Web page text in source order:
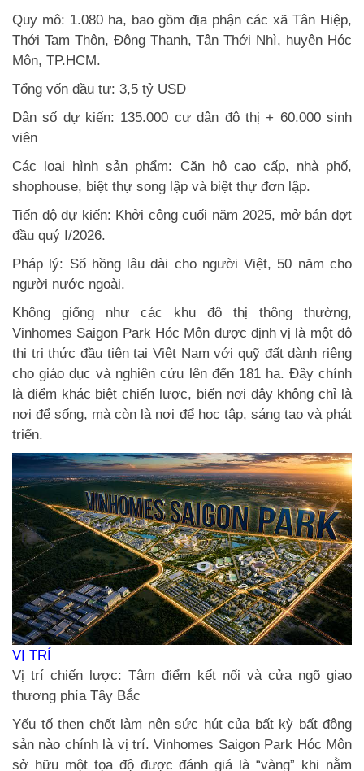
Quy mô: 1.080 ha, bao gồm địa phận các xã Tân Hiệp,
Thới Tam Thôn, Đông Thạnh, Tân Thới Nhì, huyện Hóc
Môn, TP.HCM.
Tổng vốn đầu tư: 3,5 tỷ USD
Dân số dự kiến: 135.000 cư dân đô thị + 60.000 sinh
viên
Các loại hình sản phẩm: Căn hộ cao cấp, nhà phố,
shophouse, biệt thự song lập và biệt thự đơn lập.
Tiến độ dự kiến: Khởi công cuối năm 2025, mở bán đợt
đầu quý I/2026.
Pháp lý: Sổ hồng lâu dài cho người Việt, 50 năm cho
người nước ngoài.
Không giống như các khu đô thị thông thường,
Vinhomes Saigon Park Hóc Môn được định vị là một đô
thị tri thức đầu tiên tại Việt Nam với quỹ đất dành riêng
cho giáo dục và nghiên cứu lên đến 181 ha. Đây chính
là điểm khác biệt chiến lược, biến nơi đây không chỉ là
nơi để sống, mà còn là nơi để học tập, sáng tạo và phát
triển.
VỊ TRÍ
Vị trí chiến lược: Tâm điểm kết nối và cửa ngõ giao
thương phía Tây Bắc
Yếu tố then chốt làm nên sức hút của bất kỳ bất động
sản nào chính là vị trí. Vinhomes Saigon Park Hóc Môn
sở hữu một tọa độ được đánh giá là “vàng” khi nằm